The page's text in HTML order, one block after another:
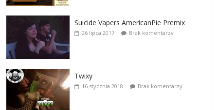
Suicide Vapers AmericanPie Premix
26 lipca 2017 Brak komentarzy
Twixy
16 stycznia 2018 Brak komentarzy